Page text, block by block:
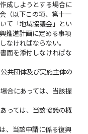
成しようとする場合に
（以下この項、第十一
て「地域協議会」とい
推進計画に定める事項
なければならない。
面を添付しなければな
共団体及び実施主体の
合にあっては、当該提
っては、当該協議の概
、当該申請に係る復興